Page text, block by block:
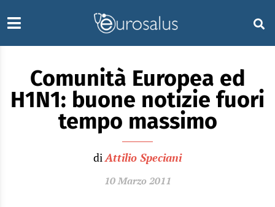
Comunità Europea ed
H1N1: buone notizie fuori
tempo massimo
diAttilio Speciani
10 Marzo 2011